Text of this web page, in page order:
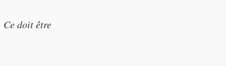
Ce doit être